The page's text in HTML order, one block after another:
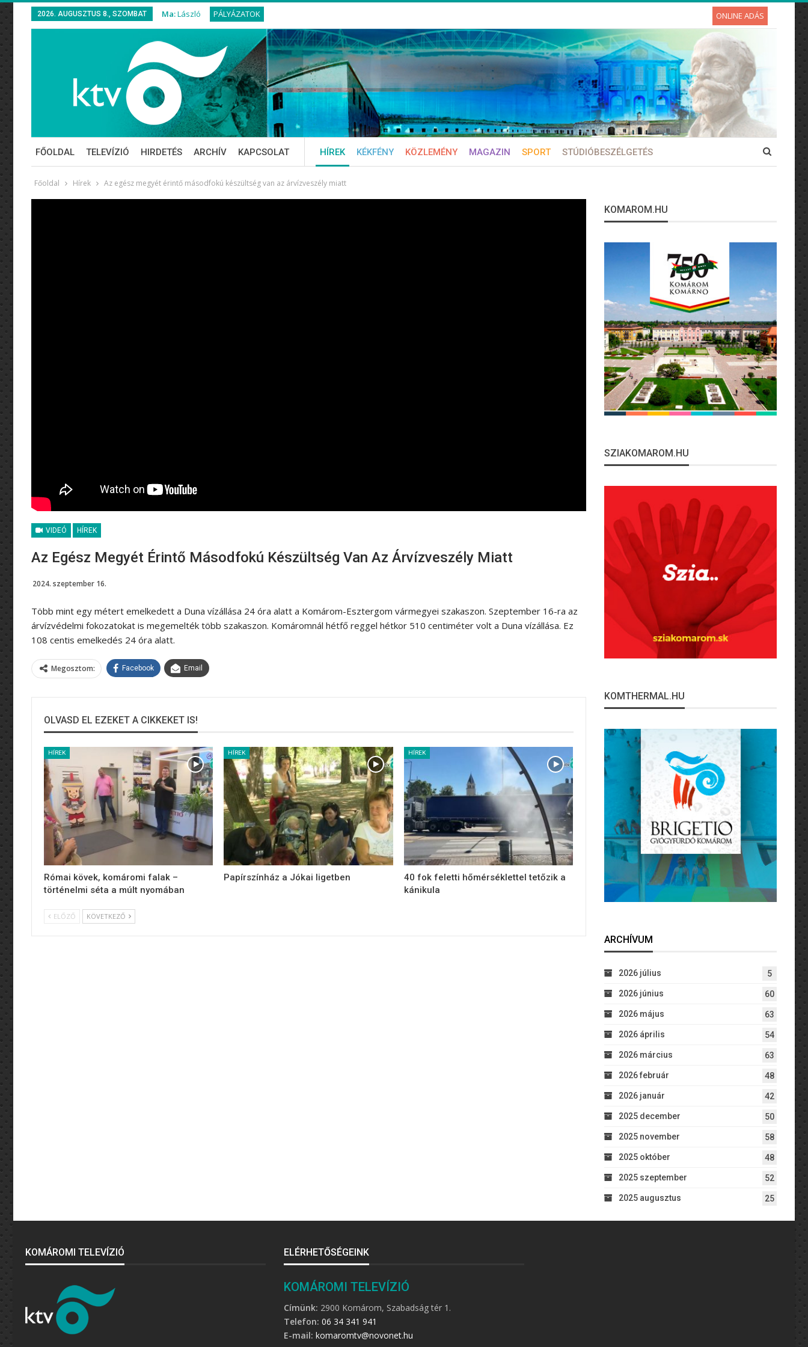
2026. AUGUSZTUS 8., SZOMBAT Ma:László PÁLYÁZATOK ONLINE ADÁS
FŐOLDAL TELEVÍZIÓ HIRDETÉS ARCHÍV KAPCSOLAT HÍREK KÉKFÉNY KÖZLEMÉNY MAGAZIN SPORT STÚDIÓBESZÉLGETÉS
Főoldal Hírek Az egész megyét érintő másodfokú készültség van az árvízveszély miatt
VIDEÓ HÍREK
Az Egész Megyét Érintő Másodfokú Készültség Van Az Árvízveszély Miatt
2024. szeptember 16.
Több mint egy métert emelkedett a Duna vízállása 24 óra alatt a Komárom-Esztergom vármegyei szakaszon. Szeptember 16-ra az
árvízvédelmi fokozatokat is megemelték több szakaszon. Komáromnál hétfő reggel hétkor 510 centiméter volt a Duna vízállása. Ez
108 centis emelkedés 24 óra alatt.
Megosztom: Facebook Email
OLVASD EL EZEKET A CIKKEKET IS!
HÍREK
Római kövek, komáromi falak –
történelmi séta a múlt nyomában
HÍREK
Papírszínház a Jókai ligetben
HÍREK
40 fok feletti hőmérséklettel tetőzik a
kánikula
ELŐZŐ KÖVETKEZŐ
KOMAROM.HU
SZIAKOMAROM.HU
KOMTHERMAL.HU
ARCHÍVUM
2026 július 5
2026 június 60
2026 május 63
2026 április 54
2026 március 63
2026 február 48
2026 január 42
2025 december 50
2025 november 58
2025 október 48
2025 szeptember 52
2025 augusztus 25
KOMÁROMI TELEVÍZIÓ ELÉRHETŐSÉGEINK
KOMÁROMI TELEVÍZIÓ
Címünk: 2900 Komárom, Szabadság tér 1.
Telefon: 06 34 341 941
E-mail: komaromtv@novonet.hu